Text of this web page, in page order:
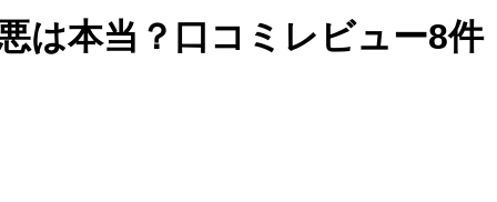
は本当？口コミレビュー8件